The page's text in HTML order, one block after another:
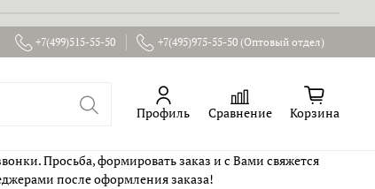
+7(499)515-55-50 +7(495)975-55-50 (Оптовый отдел)
Профиль Сравнение Корзина
Просьба, формировать заказ и с Вами свяжется
после оформления заказа!